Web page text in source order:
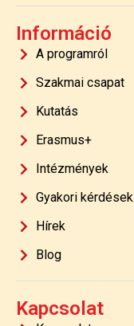
Információ
A programról
Szakmai csapat
Kutatás
Erasmus+
Intézmények
Gyakori kérdések
Hírek
Blog
Kapcsolat